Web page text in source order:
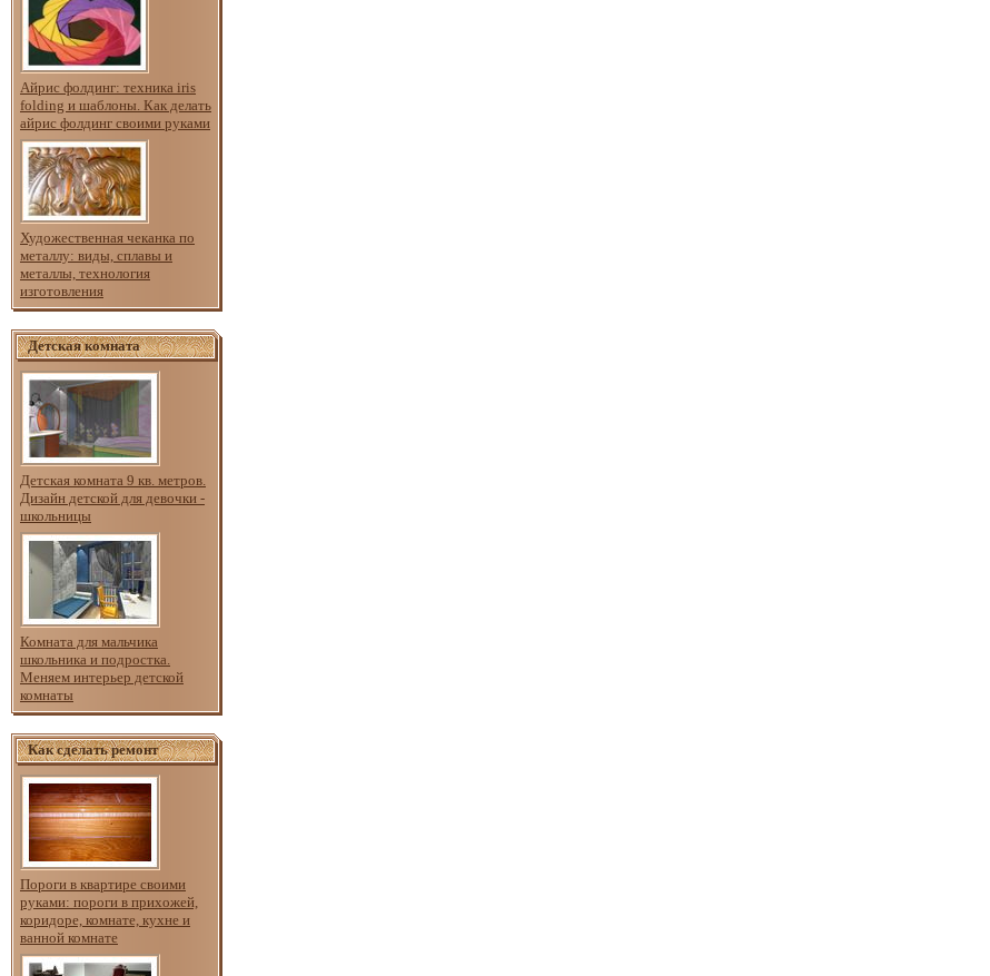
Айрис фолдинг: техника iris
folding и шаблоны. Как делать
айрис фолдинг своими руками
Художественная чеканка по
металлу: виды, сплавы и
металлы, технология
изготовления
Детская комната
Детская комната 9 кв. метров.
Дизайн детской для девочки -
школьницы
Комната для мальчика
школьника и подростка.
Меняем интерьер детской
комнаты
Как сделать ремонт
Пороги в квартире своими
руками: пороги в прихожей,
коридоре, комнате, кухне и
ванной комнате